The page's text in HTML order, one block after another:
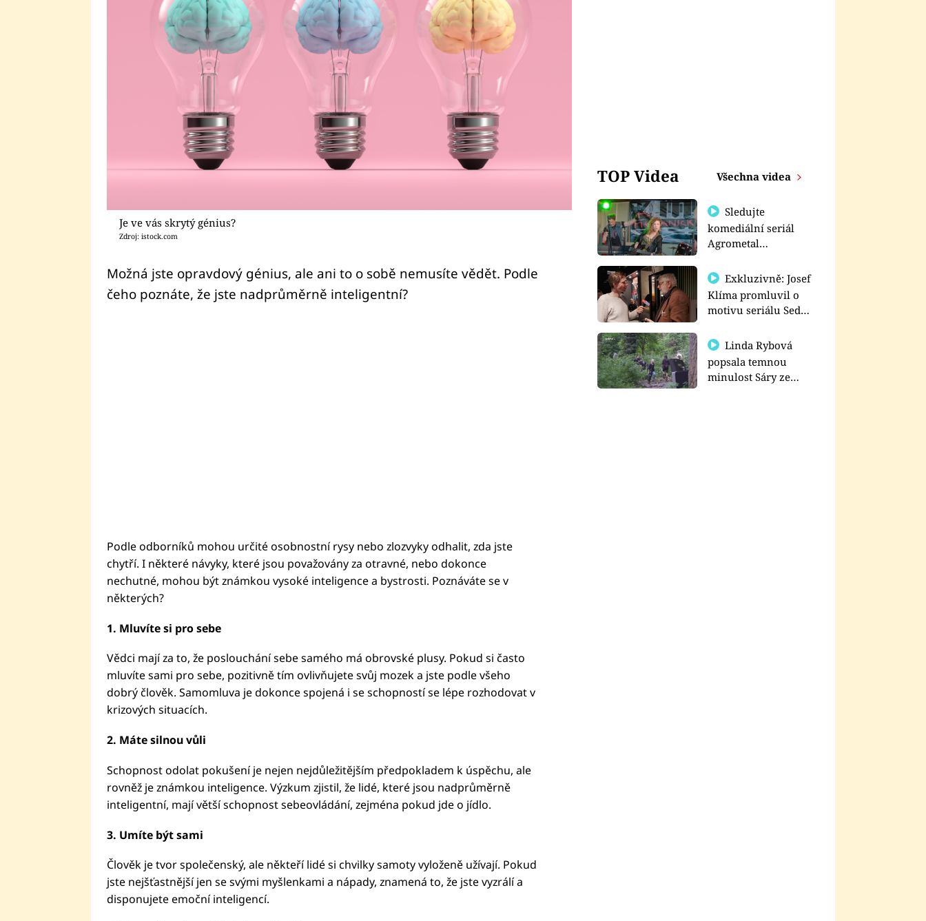
Je ve vás skrytý génius?
Zdroj: istock.com
Možná jste opravdový génius, ale ani to o sobě nemusíte vědět. Podle
čeho poznáte, že jste nadprůměrně inteligentní?
Podle odborníků mohou určité osobnostní rysy nebo zlozvyky odhalit, zda jste
chytří. I některé návyky, které jsou považovány za otravné, nebo dokonce
nechutné, mohou být známkou vysoké inteligence a bystrosti. Poznáváte se v
některých?
1. Mluvíte si pro sebe
Vědci mají za to, že poslouchání sebe samého má obrovské plusy. Pokud si často
mluvíte sami pro sebe, pozitivně tím ovlivňujete svůj mozek a jste podle všeho
dobrý člověk. Samomluva je dokonce spojená i se schopností se lépe rozhodovat v
krizových situacích.
2. Máte silnou vůli
Schopnost odolat pokušení je nejen nejdůležitějším předpokladem k úspěchu, ale
rovněž je známkou inteligence. Výzkum zjistil, že lidé, které jsou nadprůměrně
inteligentní, mají větší schopnost sebeovládání, zejména pokud jde o jídlo.
3. Umíte být sami
Člověk je tvor společenský, ale někteří lidé si chvilky samoty vyloženě užívají. Pokud
jste nejšťastnější jen se svými myšlenkami a nápady, znamená to, že jste vyzrálí a
disponujete emoční inteligencí.
TOP Videa Všechna videa
Sledujte
komediální seriál
Agrometal
prima+
Exkluzivně: Josef
Klíma promluvil o
motivu seriálu Sedm
Linda Rybová
popsala temnou
minulost Sáry ze